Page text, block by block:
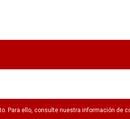
Para ello, consulte nuestra información de